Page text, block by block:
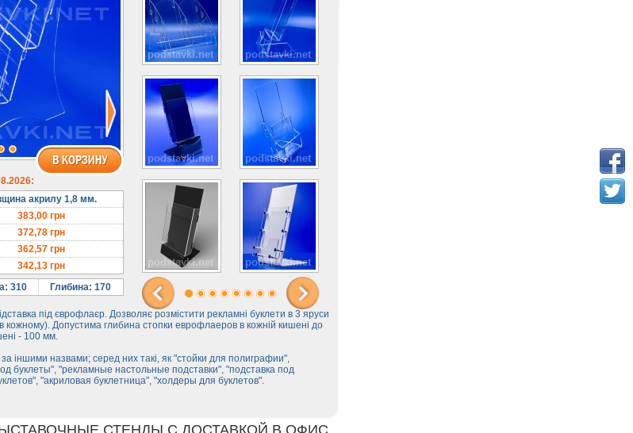
СТЕНДЫ С ДОСТАВКОЙ В ОФИС.
акрилу 1,8 мм.
383,00грн
372,78грн
362,57грн
342,13грн
310 Глибина: 170
під єврофлаєр. Дозволяє розмістити рекламні буклети в 3 яруси
кожному). Допустима глибина стопки еврофлаеров в кожній кишені до
- 100 мм.
іншими назвами; серед них такі, як "стойки для полиграфии",
буклеты", "рекламные настольные подставки", "подставка под
"акриловая буклетница", "холдеры для буклетов".